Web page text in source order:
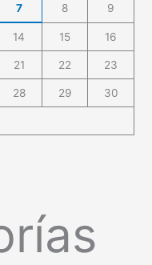
7 8 9
14 15 16
21 22 23
28 29 30